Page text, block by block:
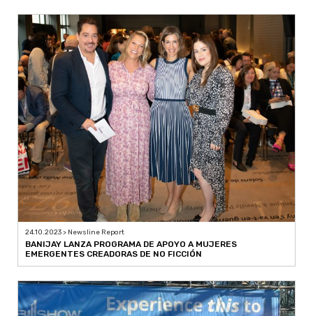
24.10.2023 > Newsline Report
BANIJAY LANZA PROGRAMA DE APOYO A MUJERES
EMERGENTES CREADORAS DE NO FICCIÓN